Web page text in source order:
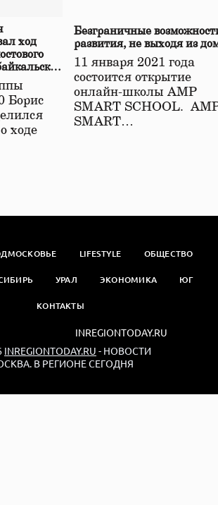
ход
Борис
ходе
Безграничные
развития, не выходя из
11 января 2021 года
состоится открытие
онлайн-школы АМР
SMART SCHOOL.
SMART…
LIFESTYLE ОБЩЕСТВО
УРАЛ ЭКОНОМИКА ЮГ
КОНТАКТЫ
INREGIONTODAY.RU - НОВОСТИ
В РЕГИОНЕ СЕГОДНЯ